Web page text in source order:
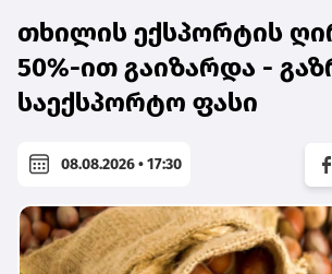
თხილის ექსპორტის
50%-ით გაიზარდა -
საექსპორტო ფასი
08.08.2026 • 17:30